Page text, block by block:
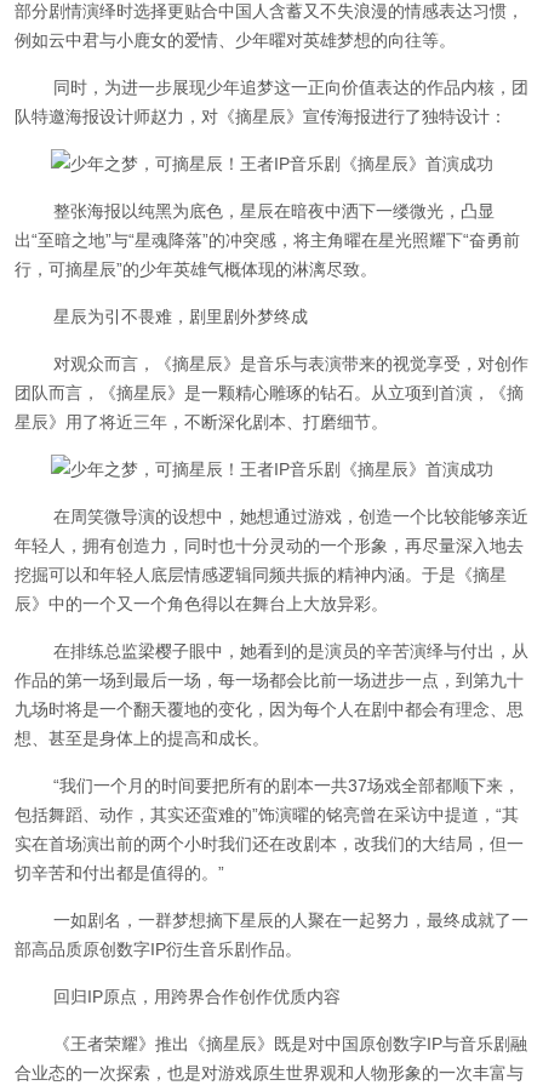
部分剧情演绎时选择更贴合中国人含蓄又不失浪漫的情感表达习惯，
例如云中君与小鹿女的爱情、少年曜对英雄梦想的向往等。
同时，为进一步展现少年追梦这一正向价值表达的作品内核，团
队特邀海报设计师赵力，对《摘星辰》宣传海报进行了独特设计：
整张海报以纯黑为底色，星辰在暗夜中洒下一缕微光，凸显
出“至暗之地”与“星魂降落”的冲突感，将主角曜在星光照耀下“奋勇前
行，可摘星辰”的少年英雄气概体现的淋漓尽致。
星辰为引不畏难，剧里剧外梦终成
对观众而言，《摘星辰》是音乐与表演带来的视觉享受，对创作
团队而言，《摘星辰》是一颗精心雕琢的钻石。从立项到首演，《摘
星辰》用了将近三年，不断深化剧本、打磨细节。
在周笑微导演的设想中，她想通过游戏，创造一个比较能够亲近
年轻人，拥有创造力，同时也十分灵动的一个形象，再尽量深入地去
挖掘可以和年轻人底层情感逻辑同频共振的精神内涵。于是《摘星
辰》中的一个又一个角色得以在舞台上大放异彩。
在排练总监梁樱子眼中，她看到的是演员的辛苦演绎与付出，从
作品的第一场到最后一场，每一场都会比前一场进步一点，到第九十
九场时将是一个翻天覆地的变化，因为每个人在剧中都会有理念、思
想、甚至是身体上的提高和成长。
“我们一个月的时间要把所有的剧本一共37场戏全部都顺下来，
包括舞蹈、动作，其实还蛮难的”饰演曜的铭亮曾在采访中提道，“其
实在首场演出前的两个小时我们还在改剧本，改我们的大结局，但一
切辛苦和付出都是值得的。”
一如剧名，一群梦想摘下星辰的人聚在一起努力，最终成就了一
部高品质原创数字IP衍生音乐剧作品。
回归IP原点，用跨界合作创作优质内容
《王者荣耀》推出《摘星辰》既是对中国原创数字IP与音乐剧融
合业态的一次探索，也是对游戏原生世界观和人物形象的一次丰富与